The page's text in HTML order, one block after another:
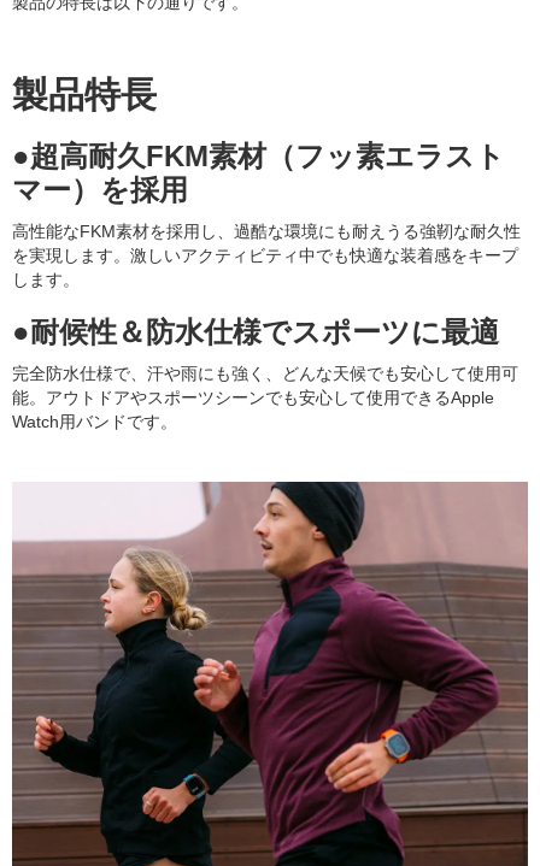
製品特長
●超高耐久FKM素材（フッ素エラスト
マー）を採用
高性能なFKM素材を採用し、過酷な環境にも耐えうる強靭な耐久性
を実現します。激しいアクティビティ中でも快適な装着感をキープ
します。
●耐候性＆防水仕様でスポーツに最適
完全防水仕様で、汗や雨にも強く、どんな天候でも安心して使用可
能。アウトドアやスポーツシーンでも安心して使用できるApple
Watch用バンドです。